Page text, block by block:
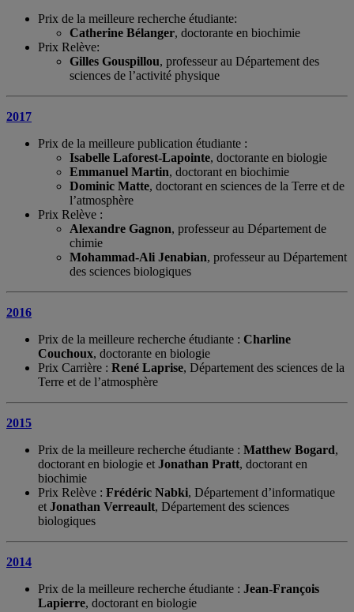
Prix de la meilleure recherche étudiante:
Catherine Bélanger, doctorante en biochimie
Prix Relève:
Gilles Gouspillou, professeur au Département des
sciences de l’activité physique
2017
Prix de la meilleure publication étudiante :
Isabelle Laforest-Lapointe, doctorante en biologie
Emmanuel Martin, doctorant en biochimie
Dominic Matte, doctorant en sciences de la Terre et de
l’atmosphère
Prix Relève :
Alexandre Gagnon, professeur au Département de
chimie
Mohammad-Ali Jenabian, professeur au Département
des sciences biologiques
2016
Prix de la meilleure recherche étudiante : Charline
Couchoux, doctorante en biologie
Prix Carrière : René Laprise, Département des sciences de la
Terre et de l’atmosphère
2015
Prix de la meilleure recherche étudiante : Matthew Bogard,
doctorant en biologie et Jonathan Pratt, doctorant en
biochimie
Prix Relève : Frédéric Nabki, Département d’informatique
et Jonathan Verreault, Département des sciences
biologiques
2014
Prix de la meilleure recherche étudiante : Jean-François
Lapierre, doctorant en biologie